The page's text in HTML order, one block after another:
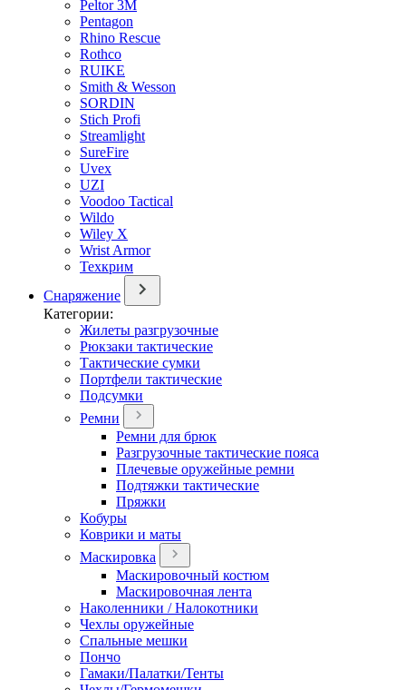
Peltor 3M
Pentagon
Rhino Rescue
Rothco
RUIKE
Smith & Wesson
SORDIN
Stich Profi
Streamlight
SureFire
Uvex
UZI
Voodoo Tactical
Wildo
Wiley X
Wrist Armor
Техкрим
Снаряжение
Категории:
Жилеты разгрузочные
Рюкзаки тактические
Тактические сумки
Портфели тактические
Подсумки
Ремни
Ремни для брюк
Разгрузочные тактические пояса
Плечевые оружейные ремни
Подтяжки тактические
Пряжки
Кобуры
Коврики и маты
Маскировка
Маскировочный костюм
Маскировочная лента
Наколенники / Налокотники
Чехлы оружейные
Спальные мешки
Пончо
Гамаки/Палатки/Тенты